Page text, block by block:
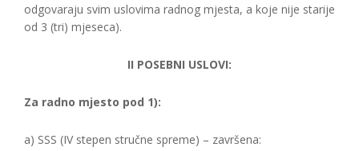
odgovaraju svim uslovima radnog mjesta, a koje nije starije
od 3 (tri) mjeseca).
II POSEBNI USLOVI:
Za radno mjesto pod 1):
a) SSS (IV stepen stručne spreme) – završena: